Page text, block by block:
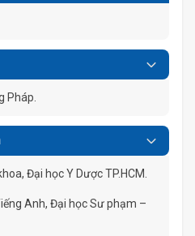
Pháp.
Đại học Y Dược TP.HCM.
Anh, Đại học Sư phạm –